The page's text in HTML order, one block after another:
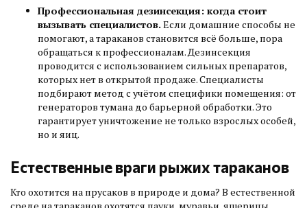
Профессиональная дезинсекция: когда стоит
вызывать специалистов.Если домашние способы не
помогают, а тараканов становится всё больше, пора
обращаться к профессионалам. Дезинсекция
проводится с использованием сильных препаратов,
которых нет в открытой продаже. Специалисты
подбирают метод с учётом специфики помещения: от
генераторов тумана до барьерной обработки. Это
гарантирует уничтожение не только взрослых особей,
но и яиц.
Естественные враги рыжих тараканов
Кто охотится на прусаков в природе и дома? В естественной